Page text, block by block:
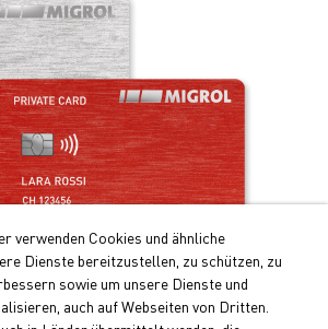
della Migrolcard:
verwenden Cookies und ähnliche
Dienste bereitzustellen, zu schützen, zu
sowie um unsere Dienste und
auch auf Webseiten von Dritten.